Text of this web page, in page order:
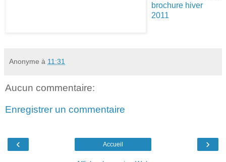
brochure hiver
2011
Anonyme à 11:31
Aucun commentaire:
Enregistrer un commentaire
‹ ›
Accueil